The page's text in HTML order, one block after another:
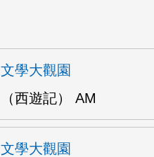
文學大觀園
（西遊記） AM
文學大觀園